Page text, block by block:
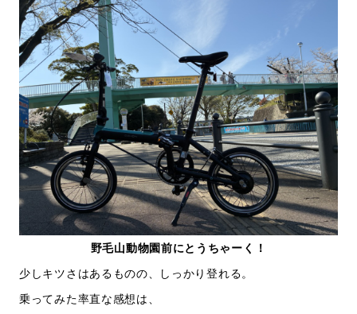
野毛山動物園前にとうちゃーく！
少しキツさはあるものの、しっかり登れる。
乗ってみた率直な感想は、